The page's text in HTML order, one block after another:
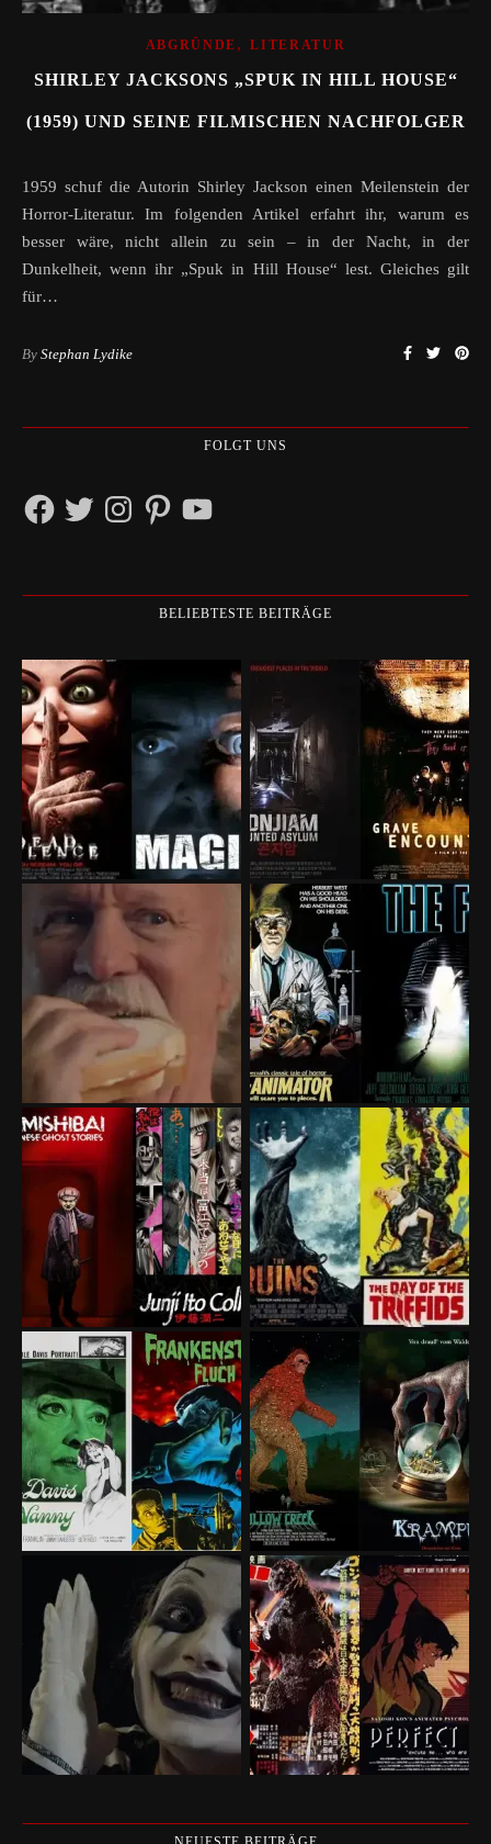
ABGRÜNDE ,LITERATUR
SHIRLEY JACKSONS „SPUK IN HILL HOUSE“
(1959) UND SEINE FILMISCHEN NACHFOLGER
1959 schuf die Autorin Shirley Jackson einen Meilenstein der
Horror-Literatur. Im folgenden Artikel erfahrt ihr, warum es
besser wäre, nicht allein zu sein – in der Nacht, in der
Dunkelheit, wenn ihr „Spuk in Hill House“ lest. Gleiches gilt
für…
By Stephan Lydike
FOLGT UNS
FacebookTwitterInstagramPinterestYouTube
BELIEBTESTE BEITRÄGE